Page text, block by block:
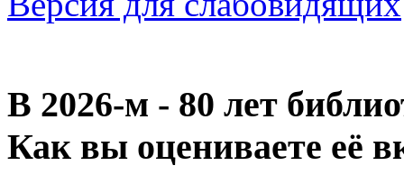
В 2026‑м - 80 лет
Как вы оцениваете её